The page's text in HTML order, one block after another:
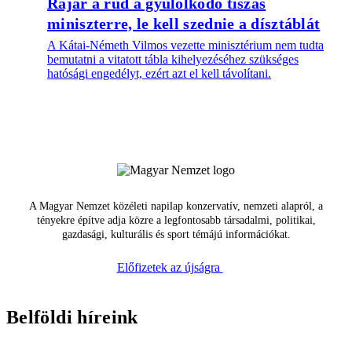
Rájár a rúd a gyűlölködő tiszás
miniszterre, le kell szednie a dísztáblát
A Kátai-Németh Vilmos vezette minisztérium nem tudta
bemutatni a vitatott tábla kihelyezéséhez szükséges
hatósági engedélyt, ezért azt el kell távolítani.
A Magyar Nemzet közéleti napilap konzervatív, nemzeti alapról, a
tényekre építve adja közre a legfontosabb társadalmi, politikai,
gazdasági, kulturális és sport témájú információkat.
Előfizetek az újságra
Belföldi híreink